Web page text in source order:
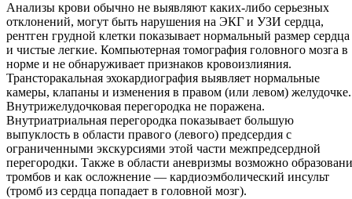
Анализы крови обычно не выявляют каких-либо серьезных
отклонений, могут быть нарушения на ЭКГ и УЗИ сердца,
рентген грудной клетки показывает нормальный размер сердца
и чистые легкие. Компьютерная томография головного мозга в
норме и не обнаруживает признаков кровоизлияния.
Трансторакальная эхокардиография выявляет нормальные
камеры, клапаны и изменения в правом (или левом) желудочке.
Внутрижелудочковая перегородка не поражена.
Внутриатриальная перегородка показывает большую
выпуклость в области правого (левого) предсердия с
ограниченными экскурсиями этой части межпредсердной
перегородки. Также в области аневризмы возможно
тромбов и как осложнение — кардиоэмболический инсульт
(тромб из сердца попадает в головной мозг).